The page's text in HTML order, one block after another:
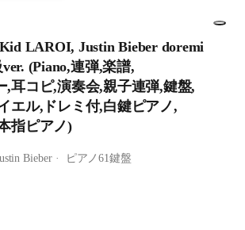
LAROI, Justin Bieber doremi
(Piano,連弾,楽譜,
,耳コピ,演奏会,親子連弾,鍵盤,
エル,ドレミ付,白鍵ピアノ,
指ピアノ)
Bieber ピアノ61鍵盤